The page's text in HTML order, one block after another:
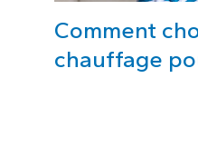
Comment
chauffage